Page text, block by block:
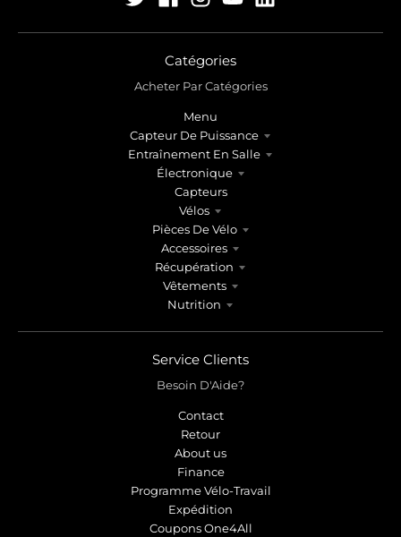
Catégories
Acheter Par Catégories
Menu
Capteur De Puissance
Entraînement En Salle
Électronique
Capteurs
Vélos
Pièces De Vélo
Accessoires
Récupération
Vêtements
Nutrition
Service Clients
Besoin D'Aide?
Contact
Retour
About us
Finance
Programme Vélo-Travail
Expédition
Coupons One4All